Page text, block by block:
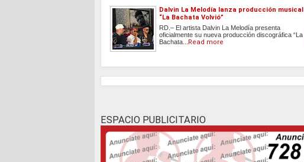
Dalvin La Melodía lanza producción musical
“La Bachata Volvió”
RD.– El artista Dalvin La Melodía presenta
oficialmente su nueva producción discográfica “La
Bachata... Read more
ESPACIO PUBLICITARIO